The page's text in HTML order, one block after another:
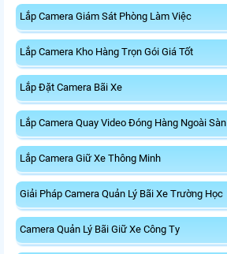
Lắp Camera Giám Sát Phòng Làm Việc
Lắp Camera Kho Hàng Trọn Gói Giá Tốt
Lắp Đặt Camera Bãi Xe
Lắp Camera Quay Video Đóng Hàng Ngoài Sàn
Lắp Camera Giữ Xe Thông Minh
Giải Pháp Camera Quản Lý Bãi Xe Trường Học
Camera Quản Lý Bãi Giữ Xe Công Ty